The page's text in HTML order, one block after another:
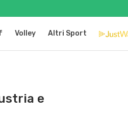
Volley Altri Sport
e